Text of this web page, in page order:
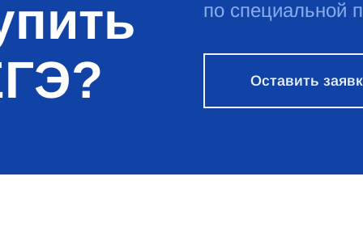
по специальной
Оставить